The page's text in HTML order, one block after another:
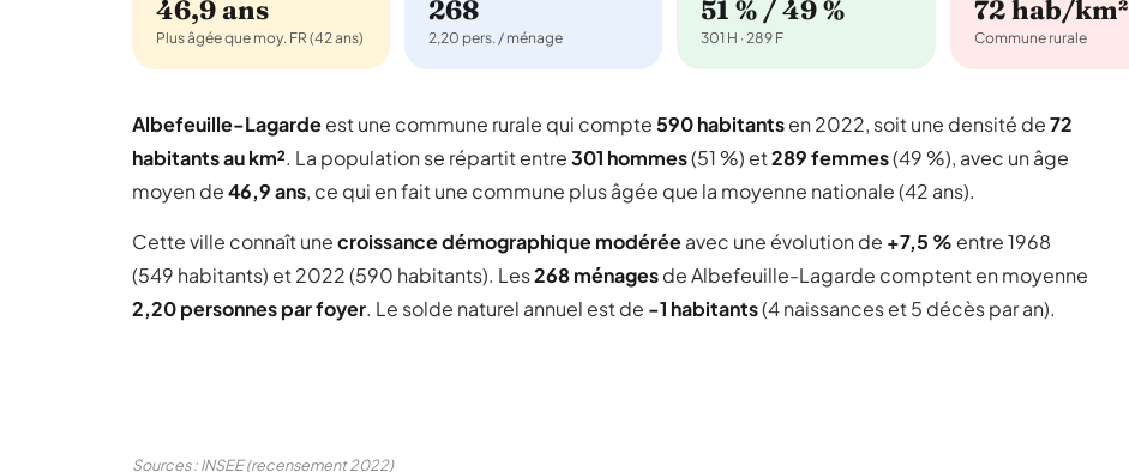
46,9 ans
Plus âgée que moy. FR (42 ans)
268
2,20 pers. / ménage
51 % / 49 %
301 H · 289 F
72 hab/km²
Commune rurale
Albefeuille-Lagardeest une commune rurale qui compte590 habitantsen 2022, soit une densité de72
habitants au km². La population se répartit entre301 hommes(51 %) et289 femmes(49 %), avec un âge
moyen de46,9 ans, ce qui en fait une commune plus âgée que la moyenne nationale (42 ans).
Cette ville connaît unecroissance démographique modéréeavec une évolution de +7,5 % entre 1968
(549 habitants) et 2022 (590 habitants). Les268 ménagesde Albefeuille-Lagarde comptent en moyenne
2,20 personnes par foyer. Le solde naturel annuel est de -1 habitants(4 naissances et 5 décès par an).
Sources : INSEE (recensement 2022)